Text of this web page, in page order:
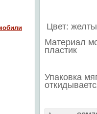
Цвет:
Материал
пластик
Упаковка